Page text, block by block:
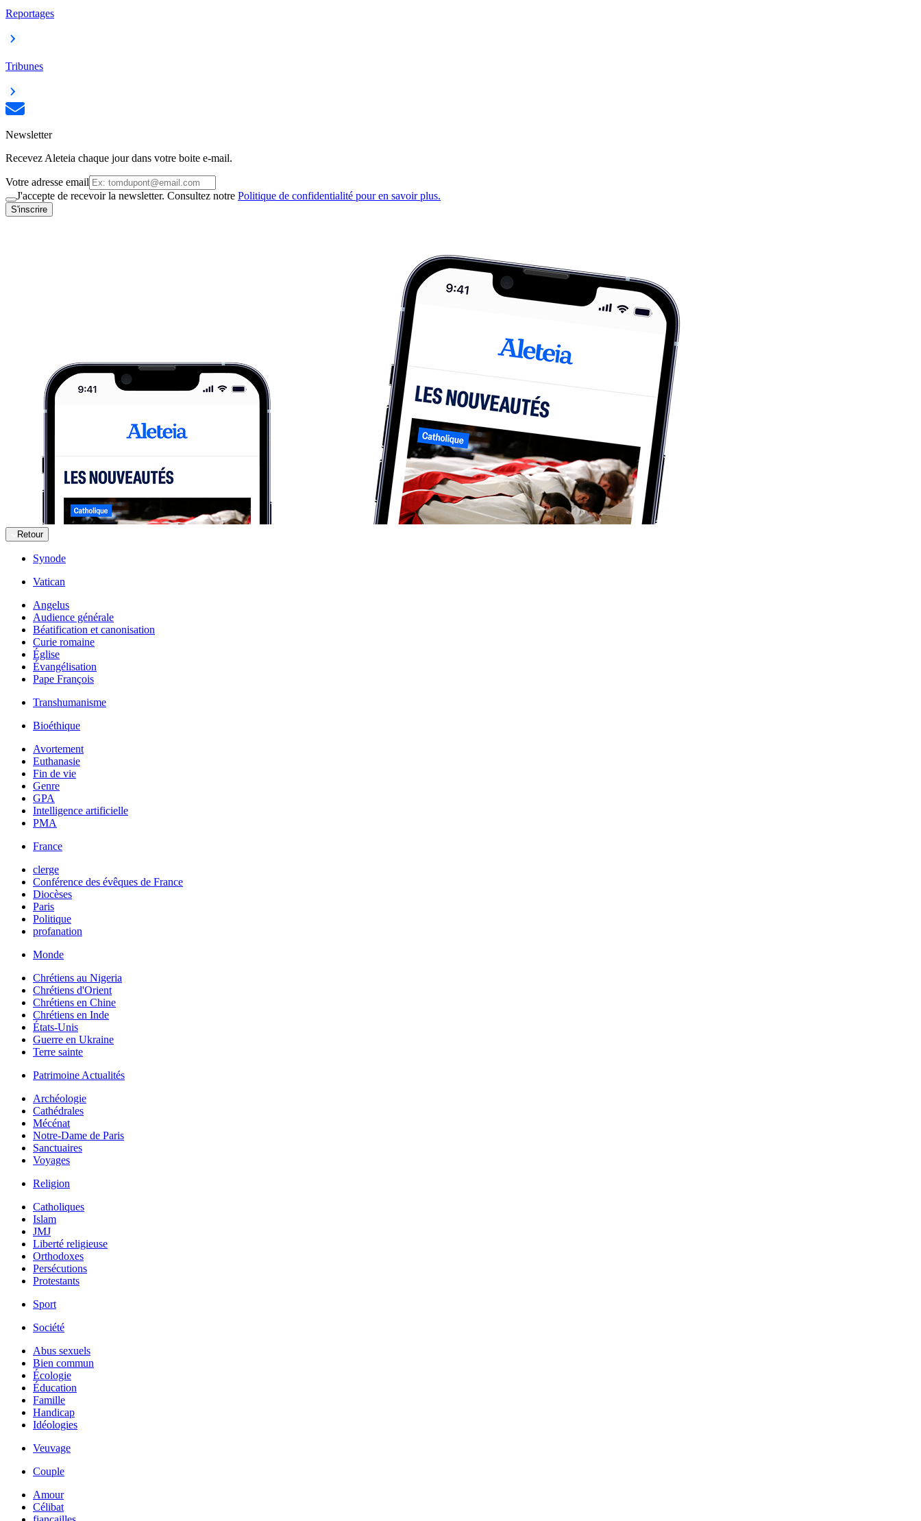
Reportages
Tribunes
Newsletter
Recevez Aleteia chaque jour dans votre boite e-mail.
Votre adresse email
J'accepte de recevoir la newsletter. Consultez notre Politique de confidentialité pour en savoir plus.
S'inscrire
Retour
Synode
Vatican
Angelus
Audience générale
Béatification et canonisation
Curie romaine
Église
Évangélisation
Pape François
Transhumanisme
Bioéthique
Avortement
Euthanasie
Fin de vie
Genre
GPA
Intelligence artificielle
PMA
France
clerge
Conférence des évêques de France
Diocèses
Paris
Politique
profanation
Monde
Chrétiens au Nigeria
Chrétiens d'Orient
Chrétiens en Chine
Chrétiens en Inde
États-Unis
Guerre en Ukraine
Terre sainte
Patrimoine Actualités
Archéologie
Cathédrales
Mécénat
Notre-Dame de Paris
Sanctuaires
Voyages
Religion
Catholiques
Islam
JMJ
Liberté religieuse
Orthodoxes
Persécutions
Protestants
Sport
Société
Abus sexuels
Bien commun
Écologie
Éducation
Famille
Handicap
Idéologies
Veuvage
Couple
Amour
Célibat